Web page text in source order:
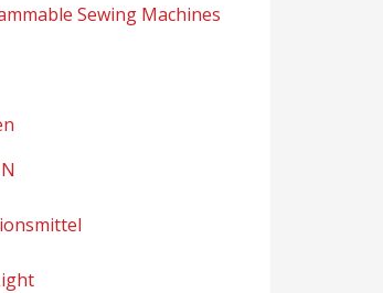
Sewing Machines